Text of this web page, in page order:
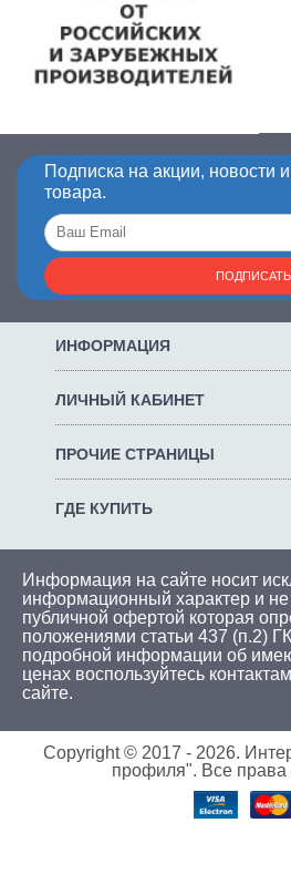
Подписка на акции, новости
товара.
ИНФОРМАЦИЯ
ЛИЧНЫЙ КАБИНЕТ
ПРОЧИЕ СТРАНИЦЫ
ГДЕ КУПИТЬ
Информация на сайте носит
информационный характер и не
публичной офертой которая
положениями статьи 437 (п.2)
подробной информации об
ценах воспользуйтесь
сайте.
Copyright © 2017 - 2026.
профиля". Все